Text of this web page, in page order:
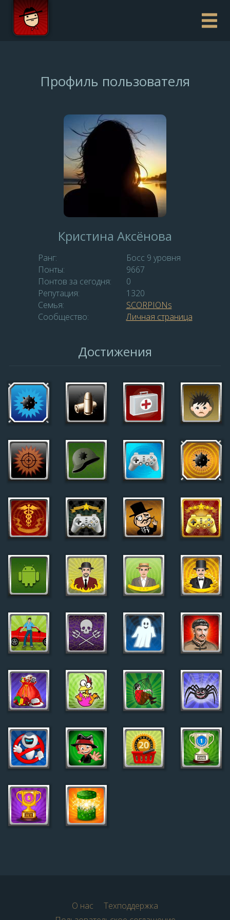
Профиль пользователя
Кристина Аксёнова
Ранг:
Босс 9 уровня
Понты:
9667
Понтов за сегодня:
0
Репутация:
1320
Семья:
SCORPIONs
Сообщество:
Личная страница
Достижения
О нас
Техподдержка